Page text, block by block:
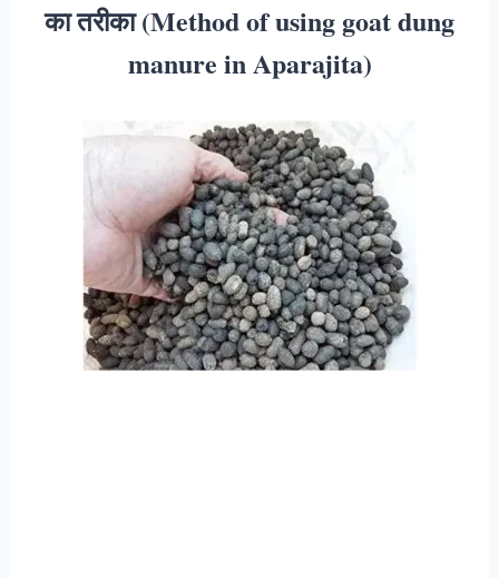
का तरीका (Method of using goat dung
manure in Aparajita)